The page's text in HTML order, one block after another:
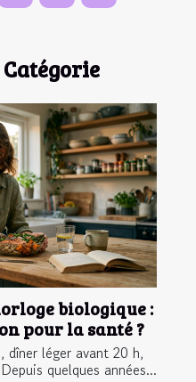
biologique :
pour la santé ?
léger avant 20 h,
quelques années...